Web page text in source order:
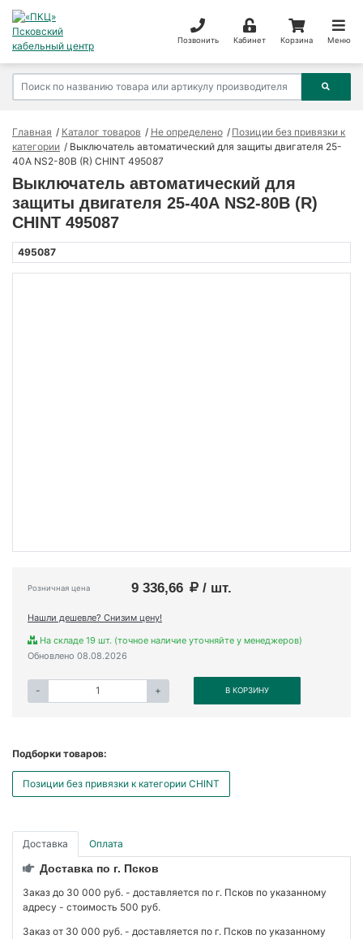
Позвонить Кабинет Корзина Меню
Главная Каталог товаров Не определено
Позиции без привязки к
категории
Выключатель автоматический для защиты двигателя 25-
40А NS2-80B (R) CHINT 495087
Выключатель автоматический для
защиты двигателя 25-40А NS2-80B (R)
CHINT 495087
495087
Розничная цена 9 336,66 / шт.
Нашли дешевле? Снизим цену!
На складе 19 шт. (точное наличие уточняйте у менеджеров)
Обновлено 08.08.2026
- + В КОРЗИНУ
Подборки товаров:
Позиции без привязки к категории CHINT
Доставка Оплата
Доставка по г. Псков
Заказ до 30 000 руб. - доставляется по г. Псков по указанному
адресу - стоимость 500 руб.
Заказ от 30 000 руб. - доставляется по г. Псков по указанному